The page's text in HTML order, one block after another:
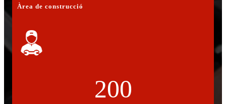
Àrea de construcció
200